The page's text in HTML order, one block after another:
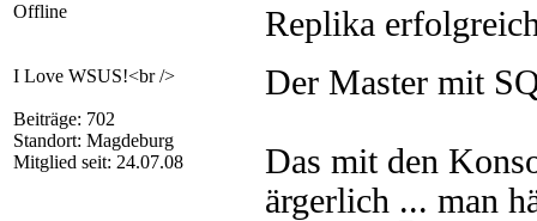
Offline
I Love WSUS!<br />
Beiträge: 702
Standort: Magdeburg
Mitglied seit: 24.07.08
Replika
Der Master mit
Das mit den
ärgerlich ... man